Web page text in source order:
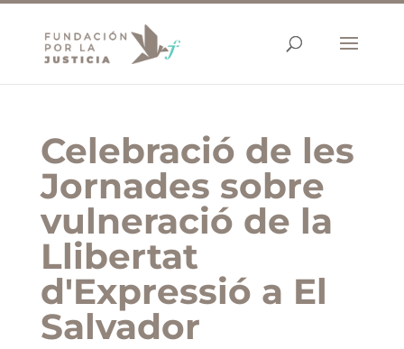
Celebració de les
Jornades sobre
vulneració de la
Llibertat
d'Expressió a El
Salvador